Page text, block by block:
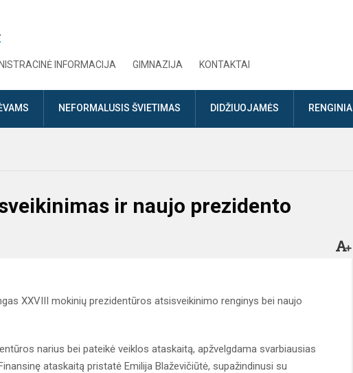
INFORMACIJA GIMNAZIJA KONTAKTAI
NEFORMALUSIS ŠVIETIMAS DIDŽIUOJAMĖS RENGINIAI
ir naujo prezidento
XXVIII mokinių prezidentūros atsisveikinimo renginys bei naujo
narius bei pateikė veiklos ataskaitą, apžvelgdama svarbiausias
ataskaitą pristatė Emilija Blaževičiūtė, supažindinusi su